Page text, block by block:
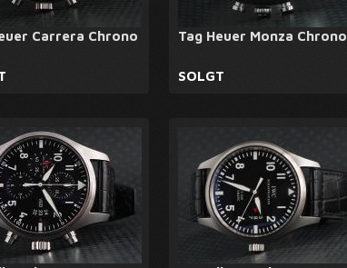
Carrera Chrono Tag Heuer Monza Chrono
SOLGT